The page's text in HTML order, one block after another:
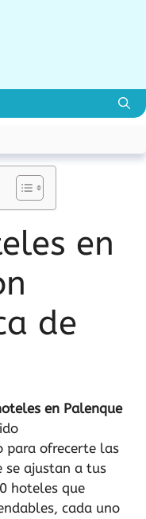
en
de
en Palenque
para ofrecerte las
se ajustan a tus
hoteles que
cada uno